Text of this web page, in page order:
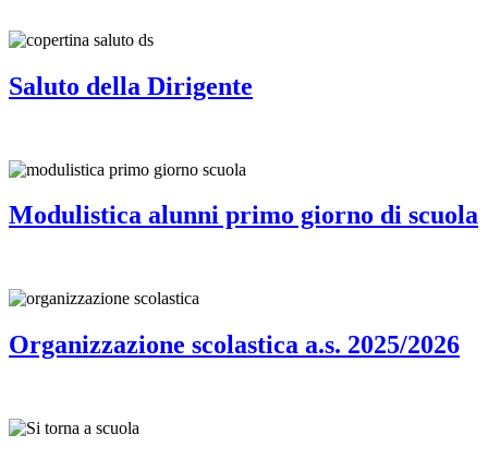
Saluto della Dirigente
Modulistica alunni primo giorno di scuola
Organizzazione scolastica a.s. 2025/2026